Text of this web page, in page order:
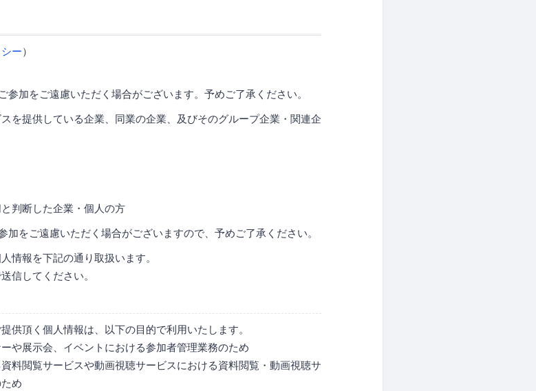
ー）
加をご遠慮いただく場合がございます。予めご了承ください。
を提供している企業、同業の企業、及びそのグループ企業・関連企
判断した企業・個人の方
をご遠慮いただく場合がございますので、予めご了承ください。
情報を下記の通り取扱います。
信してください。
供頂く個人情報は、以下の目的で利用いたします。
や展示会、イベントにおける参加者管理業務のため
料閲覧サービスや動画視聴サービスにおける資料閲覧・動画視聴サ
め